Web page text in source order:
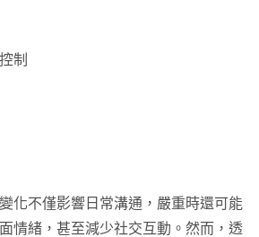
制
化不僅影響日常溝通，嚴重時還可能
情緒，甚至減少社交互動。然而，透